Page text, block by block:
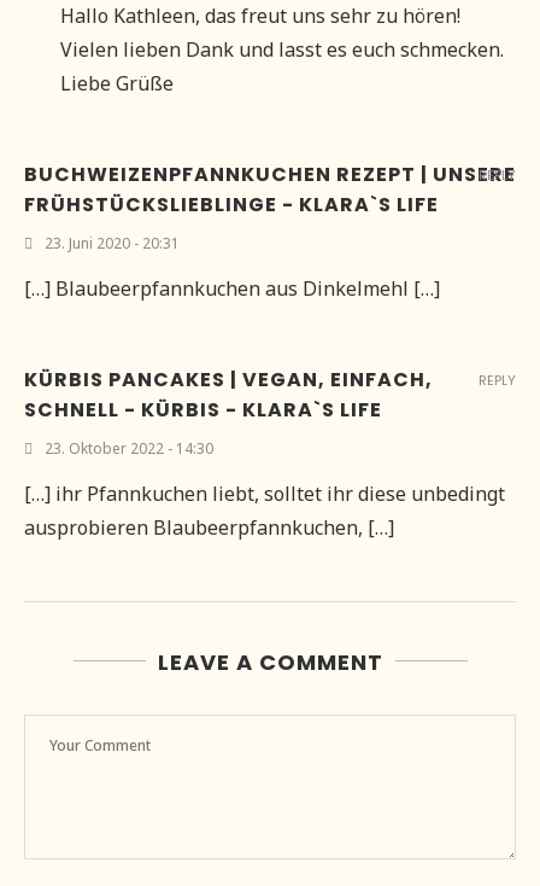
Hallo Kathleen, das freut uns sehr zu hören!
Vielen lieben Dank und lasst es euch schmecken.
Liebe Grüße
BUCHWEIZENPFANNKUCHEN REZEPT | UNSERE
FRÜHSTÜCKSLIEBLINGE - KLARA`S LIFE
23. Juni 2020 - 20:31
[…] Blaubeerpfannkuchen aus Dinkelmehl […]
REPLY
KÜRBIS PANCAKES | VEGAN, EINFACH,
SCHNELL - KÜRBIS - KLARA`S LIFE
23. Oktober 2022 - 14:30
[…] ihr Pfannkuchen liebt, solltet ihr diese unbedingt
ausprobieren Blaubeerpfannkuchen, […]
REPLY
LEAVE A COMMENT